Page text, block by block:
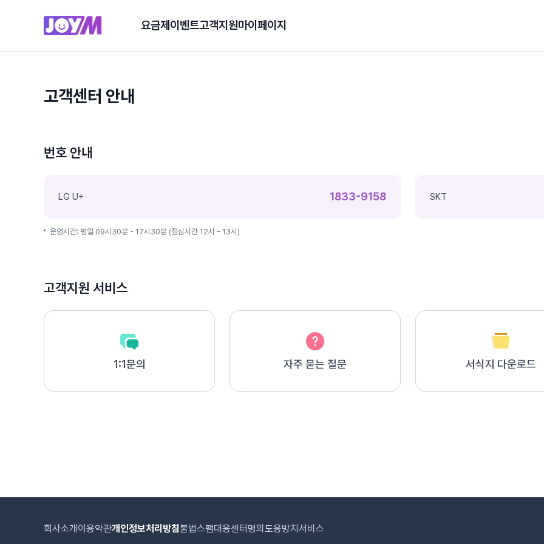
요금제 이벤트고객지원마이페이지
고객센터 안내
번호 안내
LG U+ 1833-9158 SKT
운영시간: 평일 09시30분 - 17시30분 (점심시간 12시 - 13시)
고객지원 서비스
1:1문의 자주 묻는 질문 서식지 다운로드
회사소개 이용약관개인정보처리방침불법스팸대응센터 명의도용방지서비스